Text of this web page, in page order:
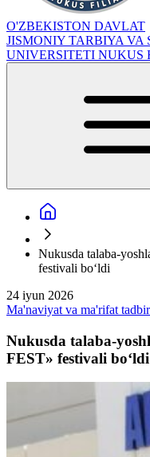
O'ZBEKISTON DAVLAT
JISMONIY TARBIYA VA
UNIVERSITETI NUKUS
Nukusda talaba-
festivali bo‘ldi
24 iyun 2026
Ma'naviyat va ma'rifat
Nukusda talaba-
FEST» festivali bo‘ldi